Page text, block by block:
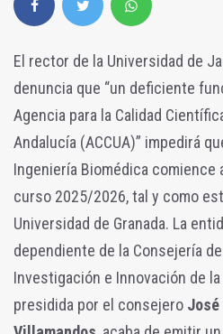
El rector de la Universidad de
denuncia que “un deficiente
Agencia para la Calidad
Andalucía (ACCUA)” impedirá
Ingeniería Biomédica
curso 2025/2026, tal y como
Universidad de Granada. La
dependiente de la Consejería
Investigación e Innovación de
presidida por el consejero José